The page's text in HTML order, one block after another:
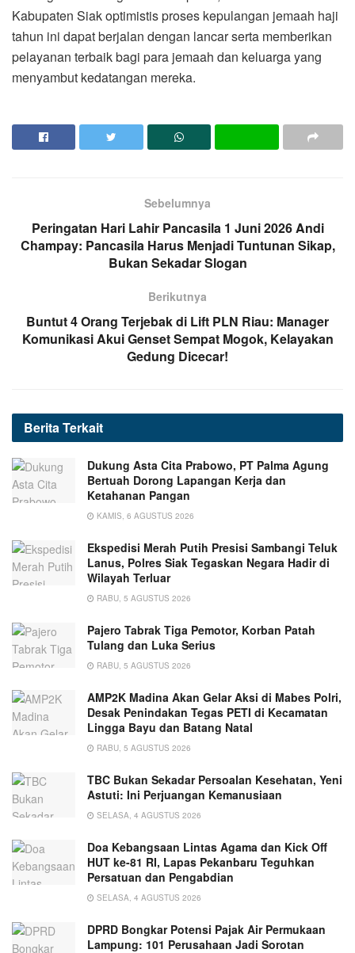
Kabupaten Siak optimistis proses kepulangan jemaah haji
tahun ini dapat berjalan dengan lancar serta memberikan
pelayanan terbaik bagi para jemaah dan keluarga yang
menyambut kedatangan mereka.
Sebelumnya
Peringatan Hari Lahir Pancasila 1 Juni 2026 Andi
Champay: Pancasila Harus Menjadi Tuntunan Sikap,
Bukan Sekadar Slogan
Berikutnya
Buntut 4 Orang Terjebak di Lift PLN Riau: Manager
Komunikasi Akui Genset Sempat Mogok, Kelayakan
Gedung Dicecar!
Berita Terkait
Dukung Asta Cita Prabowo, PT Palma Agung
Bertuah Dorong Lapangan Kerja dan
Ketahanan Pangan
KAMIS, 6 AGUSTUS 2026
Ekspedisi Merah Putih Presisi Sambangi Teluk
Lanus, Polres Siak Tegaskan Negara Hadir di
Wilayah Terluar
RABU, 5 AGUSTUS 2026
Pajero Tabrak Tiga Pemotor, Korban Patah
Tulang dan Luka Serius
RABU, 5 AGUSTUS 2026
AMP2K Madina Akan Gelar Aksi di Mabes Polri,
Desak Penindakan Tegas PETI di Kecamatan
Lingga Bayu dan Batang Natal
RABU, 5 AGUSTUS 2026
TBC Bukan Sekadar Persoalan Kesehatan, Yeni
Astuti: Ini Perjuangan Kemanusiaan
SELASA, 4 AGUSTUS 2026
Doa Kebangsaan Lintas Agama dan Kick Off
HUT ke-81 RI, Lapas Pekanbaru Teguhkan
Persatuan dan Pengabdian
SELASA, 4 AGUSTUS 2026
DPRD Bongkar Potensi Pajak Air Permukaan
Lampung: 101 Perusahaan Jadi Sorotan